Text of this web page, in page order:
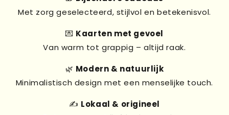
Met zorg geselecteerd, stijlvol en betekenisvol.
💌 Kaarten met gevoel
Van warm tot grappig – altijd raak.
🌿 Modern & natuurlijk
Minimalistisch design met een menselijke touch.
✍️ Lokaal & origineel